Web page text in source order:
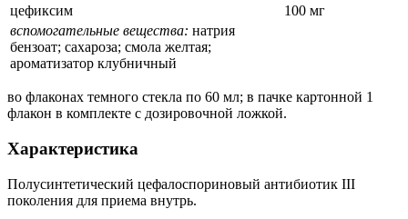
цефиксим
100 мг
вспомогательные вещества: натрия
бензоат; сахароза; смола желтая;
ароматизатор клубничный
во флаконах темного стекла по 60 мл; в пачке картонной 1
флакон в комплекте с дозировочной ложкой.
Характеристика
Полусинтетический цефалоспориновый антибиотик III
поколения для приема внутрь.